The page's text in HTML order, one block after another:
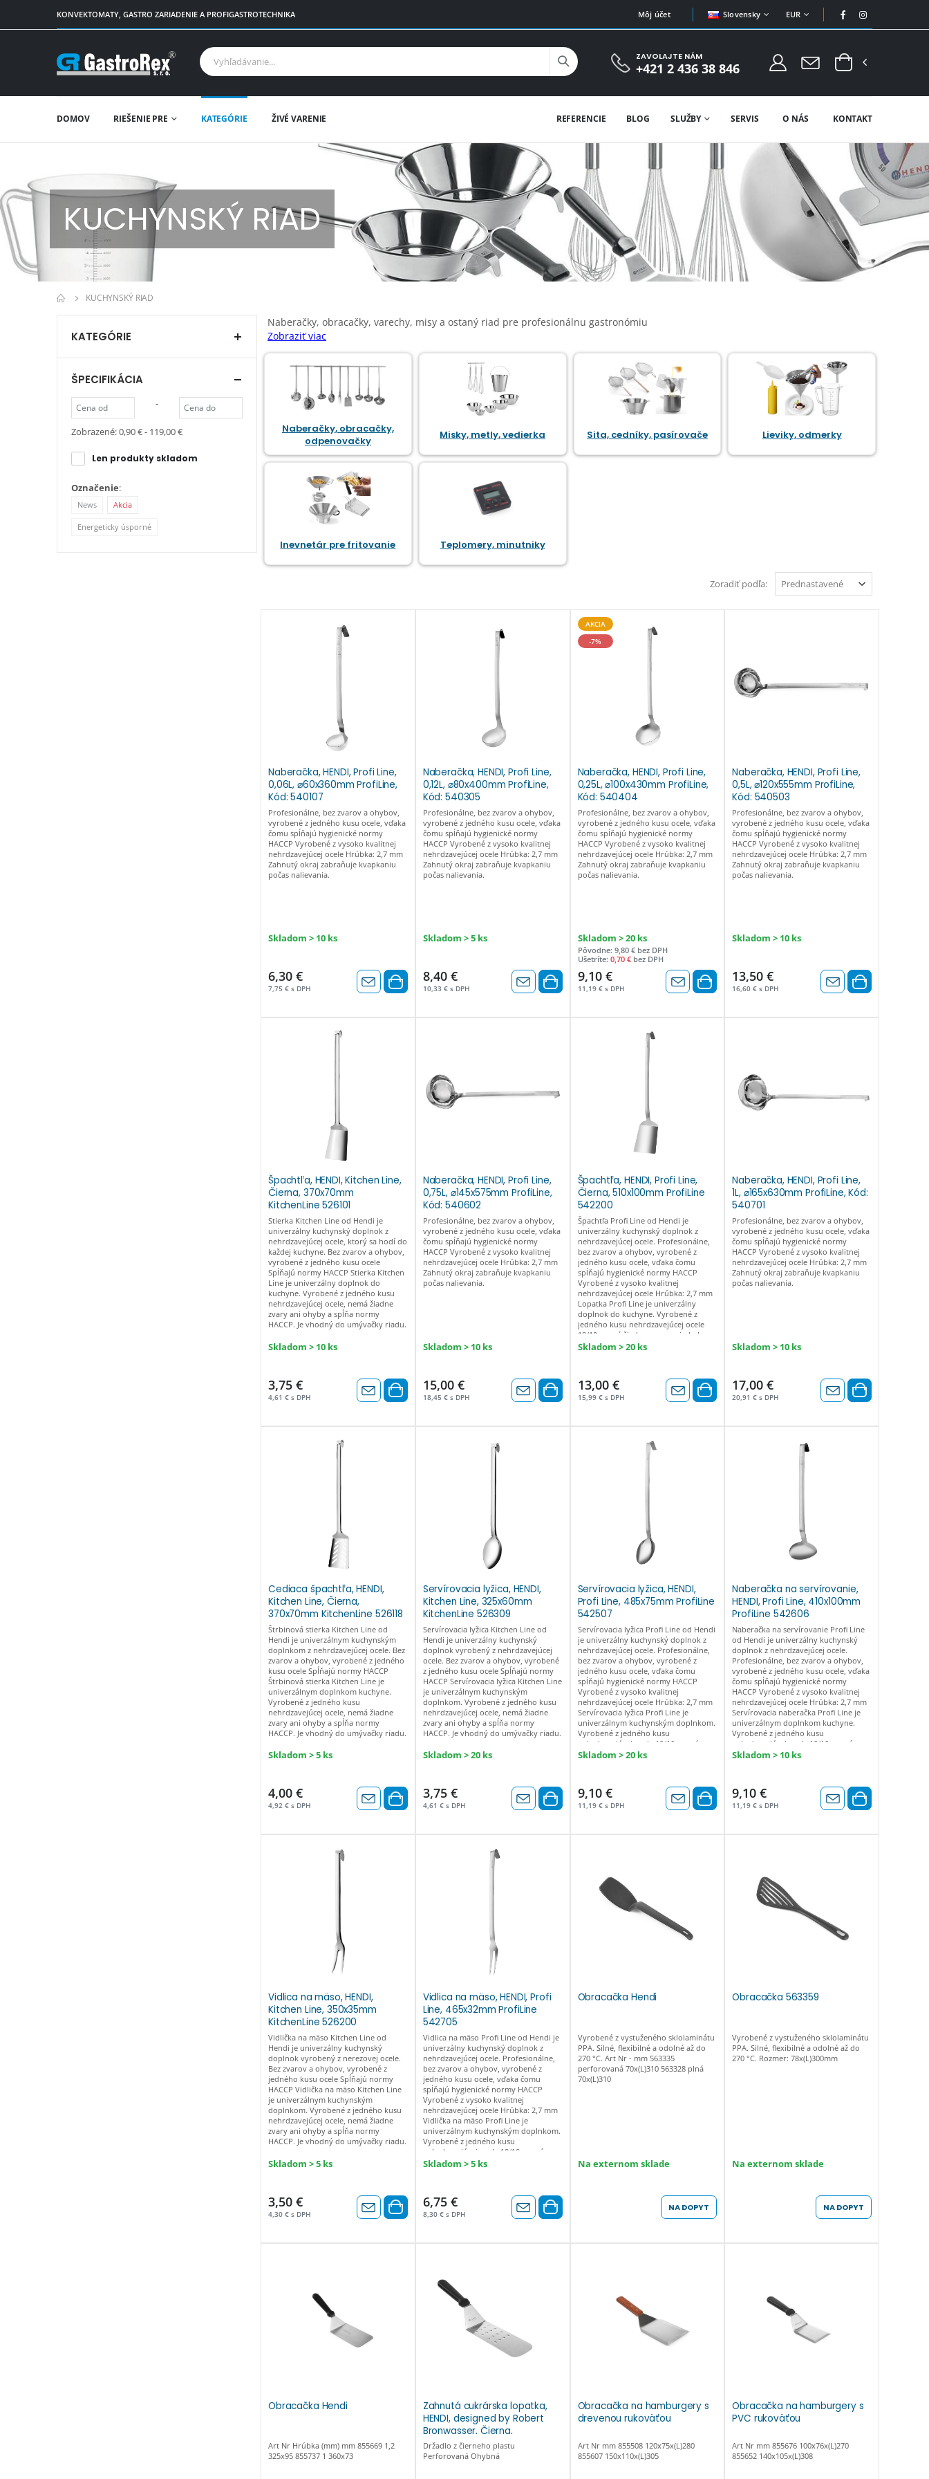
KONVEKTOMATY, GASTRO ZARIADENIE A PROFIGASTROTECHNIKA Môj účet Slovensky EUR
ZAVOLAJTE NÁM
+421 2 436 38 846
DOMOV RIEŠENIE PRE KATEGÓRIE ŽIVÉ VARENIE KONTAKT
O NÁS
SERVIS
SLUŽBY
BLOG
REFERENCIE
KUCHYNSKÝ RIAD
KUCHYNSKÝ RIAD
Naberačky, obracačky, varechy, misy a ostaný riad pre profesionálnu gastronómiu
Zobraziť viac
Naberačky, obracačky,
odpenovačky
Misky, metly, vedierka Sita, cedníky, pasírovače Lieviky, odmerky
Inevnetár pre fritovanie Teplomery, minutniky
Zoradiť podľa:
Naberačka, HENDI, Profi Line,
0,06L, ⌀60x360mm ProfiLine,
Kód: 540107
Profesionálne, bez zvarov a ohybov,
vyrobené z jedného kusu ocele, vďaka
čomu spĺňajú hygienické normy
HACCP Vyrobené z vysoko kvalitnej
nehrdzavejúcej ocele Hrúbka: 2,7 mm
Zahnutý okraj zabraňuje kvapkaniu
počas nalievania.
Skladom > 10 ks
6,30 €
7,75 € s DPH
Naberačka, HENDI, Profi Line,
0,12L, ⌀80x400mm ProfiLine,
Kód: 540305
Profesionálne, bez zvarov a ohybov,
vyrobené z jedného kusu ocele, vďaka
čomu spĺňajú hygienické normy
HACCP Vyrobené z vysoko kvalitnej
nehrdzavejúcej ocele Hrúbka: 2,7 mm
Zahnutý okraj zabraňuje kvapkaniu
počas nalievania.
Skladom > 5 ks
8,40 €
10,33 € s DPH
AKCIA
-7%
Naberačka, HENDI, Profi Line,
0,25L, ⌀100x430mm ProfiLine,
Kód: 540404
Profesionálne, bez zvarov a ohybov,
vyrobené z jedného kusu ocele, vďaka
čomu spĺňajú hygienické normy
HACCP Vyrobené z vysoko kvalitnej
nehrdzavejúcej ocele Hrúbka: 2,7 mm
Zahnutý okraj zabraňuje kvapkaniu
počas nalievania.
Skladom > 20 ks
Pôvodne: 9,80 € bez DPH
Ušetríte: 0,70 €bez DPH
9,10 €
11,19 € s DPH
Naberačka, HENDI, Profi Line,
0,5L, ⌀120x555mm ProfiLine,
Kód: 540503
Profesionálne, bez zvarov a ohybov,
vyrobené z jedného kusu ocele, vďaka
čomu spĺňajú hygienické normy
HACCP Vyrobené z vysoko kvalitnej
nehrdzavejúcej ocele Hrúbka: 2,7 mm
Zahnutý okraj zabraňuje kvapkaniu
počas nalievania.
Skladom > 10 ks
13,50 €
16,60 € s DPH
Špachtľa, HENDI, Kitchen Line,
Čierna, 370x70mm
KitchenLine 526101
Stierka Kitchen Line od Hendi je
univerzálny kuchynský doplnok z
nehrdzavejúcej ocele, ktorý sa hodí do
každej kuchyne. Bez zvarov a ohybov,
vyrobené z jedného kusu ocele
Spĺňajú normy HACCP Stierka Kitchen
Line je univerzálny doplnok do
kuchyne. Vyrobené z jedného kusu
nehrdzavejúcej ocele, nemá žiadne
zvary ani ohyby a spĺňa normy
HACCP. Je vhodný do umývačky riadu.
Skladom > 10 ks
3,75 €
4,61 € s DPH
Naberačka, HENDI, Profi Line,
0,75L, ⌀145x575mm ProfiLine,
Kód: 540602
Profesionálne, bez zvarov a ohybov,
vyrobené z jedného kusu ocele, vďaka
čomu spĺňajú hygienické normy
HACCP Vyrobené z vysoko kvalitnej
nehrdzavejúcej ocele Hrúbka: 2,7 mm
Zahnutý okraj zabraňuje kvapkaniu
počas nalievania.
Skladom > 10 ks
15,00 €
18,45 € s DPH
Špachtľa, HENDI, Profi Line,
Čierna, 510x100mm ProfiLine
542200
Špachtľa Profi Line od Hendi je
univerzálny kuchynský doplnok z
nehrdzavejúcej ocele. Profesionálne,
bez zvarov a ohybov, vyrobené z
jedného kusu ocele, vďaka čomu
spĺňajú hygienické normy HACCP
Vyrobené z vysoko kvalitnej
nehrdzavejúcej ocele Hrúbka: 2,7 mm
Lopatka Profi Line je univerzálny
doplnok do kuchyne. Vyrobené z
jedného kusu nehrdzavejúcej ocele
18/10, nemá žiadne zvary ani ohyby a
spĺňa normy HACCP. Je vhodný do
Skladom > 20 ks
13,00 €
15,99 € s DPH
Naberačka, HENDI, Profi Line,
1L, ⌀165x630mm ProfiLine, Kód:
540701
Profesionálne, bez zvarov a ohybov,
vyrobené z jedného kusu ocele, vďaka
čomu spĺňajú hygienické normy
HACCP Vyrobené z vysoko kvalitnej
nehrdzavejúcej ocele Hrúbka: 2,7 mm
Zahnutý okraj zabraňuje kvapkaniu
počas nalievania.
Skladom > 10 ks
17,00 €
20,91 € s DPH
Cediaca špachtľa, HENDI,
Kitchen Line, Čierna,
370x70mm KitchenLine 526118
Štrbinová stierka Kitchen Line od
Hendi je univerzálnym kuchynským
doplnkom z nehrdzavejúcej ocele. Bez
zvarov a ohybov, vyrobené z jedného
kusu ocele Spĺňajú normy HACCP
Štrbinová stierka Kitchen Line je
univerzálnym doplnkom kuchyne.
Vyrobené z jedného kusu
nehrdzavejúcej ocele, nemá žiadne
zvary ani ohyby a spĺňa normy
HACCP. Je vhodný do umývačky riadu.
Skladom > 5 ks
4,00 €
4,92 € s DPH
Servírovacia lyžica, HENDI,
Kitchen Line, 325x60mm
KitchenLine 526309
Servírovacia lyžica Kitchen Line od
Hendi je univerzálny kuchynský
doplnok vyrobený z nehrdzavejúcej
ocele. Bez zvarov a ohybov, vyrobené
z jedného kusu ocele Spĺňajú normy
HACCP Servírovacia lyžica Kitchen Line
je univerzálnym kuchynským
doplnkom. Vyrobené z jedného kusu
nehrdzavejúcej ocele, nemá žiadne
zvary ani ohyby a spĺňa normy
HACCP. Je vhodný do umývačky riadu.
Skladom > 20 ks
3,75 €
4,61 € s DPH
Servírovacia lyžica, HENDI,
Profi Line, 485x75mm ProfiLine
542507
Servírovacia lyžica Profi Line od Hendi
je univerzálny kuchynský doplnok z
nehrdzavejúcej ocele. Profesionálne,
bez zvarov a ohybov, vyrobené z
jedného kusu ocele, vďaka čomu
spĺňajú hygienické normy HACCP
Vyrobené z vysoko kvalitnej
nehrdzavejúcej ocele Hrúbka: 2,7 mm
Servírovacia lyžica Profi Line je
univerzálnym kuchynským doplnkom.
Vyrobené z jedného kusu
nehrdzavejúcej ocele 18/10, nemá
žiadne zvary ani ohyby a spĺňa normy
Skladom > 20 ks
9,10 €
11,19 € s DPH
Naberačka na servírovanie,
HENDI, Profi Line, 410x100mm
ProfiLine 542606
Naberačka na servírovanie Profi Line
od Hendi je univerzálny kuchynský
doplnok z nehrdzavejúcej ocele.
Profesionálne, bez zvarov a ohybov,
vyrobené z jedného kusu ocele, vďaka
čomu spĺňajú hygienické normy
HACCP Vyrobené z vysoko kvalitnej
nehrdzavejúcej ocele Hrúbka: 2,7 mm
Servírovacia naberačka Profi Line je
univerzálnym doplnkom kuchyne.
Vyrobené z jedného kusu
nehrdzavejúcej ocele 18/10, nemá
žiadne zvary ani ohyby a spĺňa normy
Skladom > 10 ks
9,10 €
11,19 € s DPH
Vidlica na mäso, HENDI,
Kitchen Line, 350x35mm
KitchenLine 526200
Vidlička na mäso Kitchen Line od
Hendi je univerzálny kuchynský
doplnok vyrobený z nerezovej ocele.
Bez zvarov a ohybov, vyrobené z
jedného kusu ocele Spĺňajú normy
HACCP Vidlička na mäso Kitchen Line
je univerzálnym kuchynským
doplnkom. Vyrobené z jedného kusu
nehrdzavejúcej ocele, nemá žiadne
zvary ani ohyby a spĺňa normy
HACCP. Je vhodný do umývačky riadu.
Skladom > 5 ks
3,50 €
4,30 € s DPH
Vidlica na mäso, HENDI, Profi
Line, 465x32mm ProfiLine
542705
Vidlica na mäso Profi Line od Hendi je
univerzálny kuchynský doplnok z
nehrdzavejúcej ocele. Profesionálne,
bez zvarov a ohybov, vyrobené z
jedného kusu ocele, vďaka čomu
spĺňajú hygienické normy HACCP
Vyrobené z vysoko kvalitnej
nehrdzavejúcej ocele Hrúbka: 2,7 mm
Vidlička na mäso Profi Line je
univerzálnym kuchynským doplnkom.
Vyrobené z jedného kusu
nehrdzavejúcej ocele 18/10, nemá
žiadne zvary ani ohyby a spĺňa normy
Skladom > 5 ks
6,75 €
8,30 € s DPH
Obracačka Hendi
Vyrobené z vystuženého sklolaminátu
PPA. Silné, flexibilné a odolné až do
270 °C. Art Nr - mm 563335
perforovaná 70x(L)310 563328 plná
70x(L)310
Na externom sklade
NA DOPYT
Obracačka 563359
Vyrobené z vystuženého sklolaminátu
PPA. Silné, flexibilné a odolné až do
270 °C. Rozmer: 78x(L)300mm
Na externom sklade
NA DOPYT
Obracačka Hendi
Art Nr Hrúbka (mm) mm 855669 1,2
325x95 855737 1 360x73
Zahnutá cukrárska lopatka,
HENDI, designed by Robert
Bronwasser, Čierna,
368x76mm flexibilná
perforovaná 855720
Držadlo z čierneho plastu
Perforovaná Ohybná
Obracačka na hamburgery s
drevenou rukoväťou
Art Nr mm 855508 120x75x(L)280
855607 150x110x(L)305
Obracačka na hamburgery s
PVC rukoväťou
Art Nr mm 855676 100x76x(L)270
855652 140x105x(L)308
KATEGÓRIE
ŠPECIFIKÁCIA
-
Zobrazené:0,90 € - 119,00 €
Len produkty skladom
Označenie:
News Akcia
Energeticky úsporné